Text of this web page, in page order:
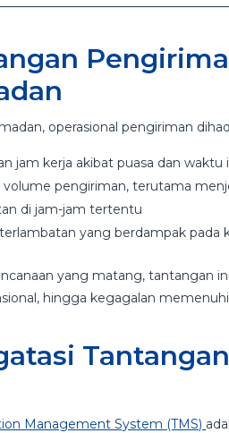
operasional pengiriman
jam kerja akibat puasa dan waktu
volume pengiriman, terutama
di jam-jam tertentu
yang berdampak pada
yang matang, tantangan
hingga kegagalan memenuhi
Management System (TMS)